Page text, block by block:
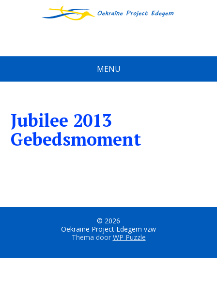
MENU
Jubilee 2013
Gebedsmoment
© 2026
Oekraïne Project Edegem vzw
Thema door WP Puzzle